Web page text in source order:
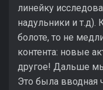
линейку
надульники и т.д).
болоте, то не
контента: новые
другое! Дальше
Это была вводная